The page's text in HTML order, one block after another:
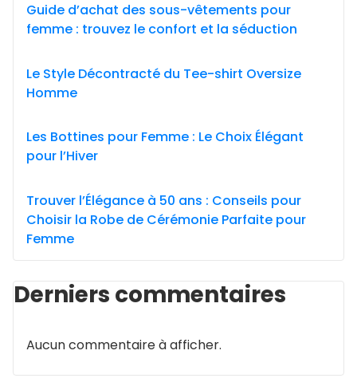
Guide d’achat des sous-vêtements pour
femme : trouvez le confort et la séduction
Le Style Décontracté du Tee-shirt Oversize
Homme
Les Bottines pour Femme : Le Choix Élégant
pour l’Hiver
Trouver l’Élégance à 50 ans : Conseils pour
Choisir la Robe de Cérémonie Parfaite pour
Femme
Derniers commentaires
Aucun commentaire à afficher.